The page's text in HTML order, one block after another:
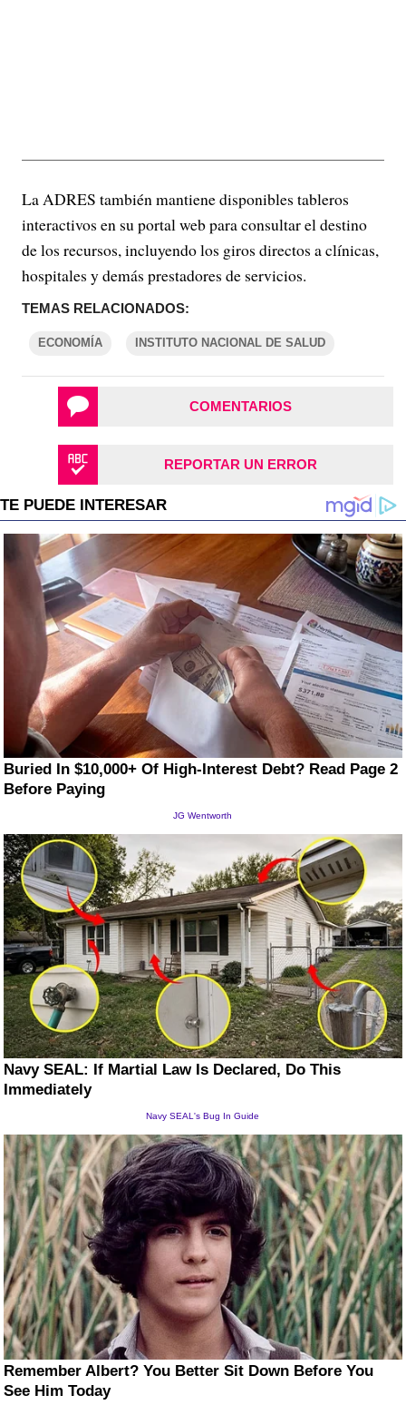
La ADRES también mantiene disponibles tableros
interactivos en su portal web para consultar el destino
de los recursos, incluyendo los giros directos a clínicas,
hospitales y demás prestadores de servicios.
TEMAS RELACIONADOS:
ECONOMÍA INSTITUTO NACIONAL DE SALUD
COMENTARIOS
REPORTAR UN ERROR